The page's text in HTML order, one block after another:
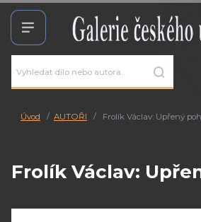
Úvod AUTOŘI Frolík Václav: Upřený
Frolík Václav: